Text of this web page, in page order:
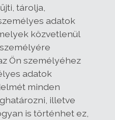
tárolja,
adatok
közvetlenül
Ön személyéhez
adatok
minden
illetve
is történhet ez,